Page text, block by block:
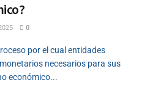
0
por el cual entidades
necesarios para sus
económico...